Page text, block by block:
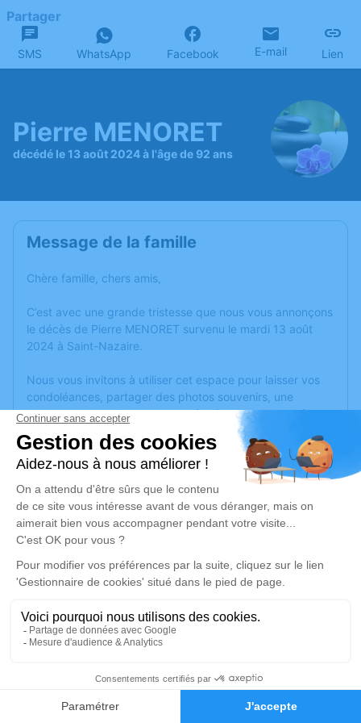
Faire-part Hommages
Partager
SMS WhatsApp Facebook E-mail Lien
Pierre MENORET
décédé le 13 août 2024 à l'âge de 92 ans
Message de la famille
Chère famille, chers amis,
C’est avec une grande tristesse que nous vous annonçons
le décès de Pierre MENORET survenu le mardi 13 août
2024 à Saint-Nazaire.
Nous vous invitons à utiliser cet espace pour laisser vos
condoléances, partager des photos souvenirs, une
anecdote ou exprimer vos pensées à travers des poèmes
ou des textes. Cet endroit est un lieu d'expression dédié à
honorer la mémoire de Pierre MENORET.
Un service de plantation d’arbre hommage estdisponible
mardi 20 août 2024 à 14h30
Église Saint Sébastien de Pornichet
108 avenue de St Sébastien